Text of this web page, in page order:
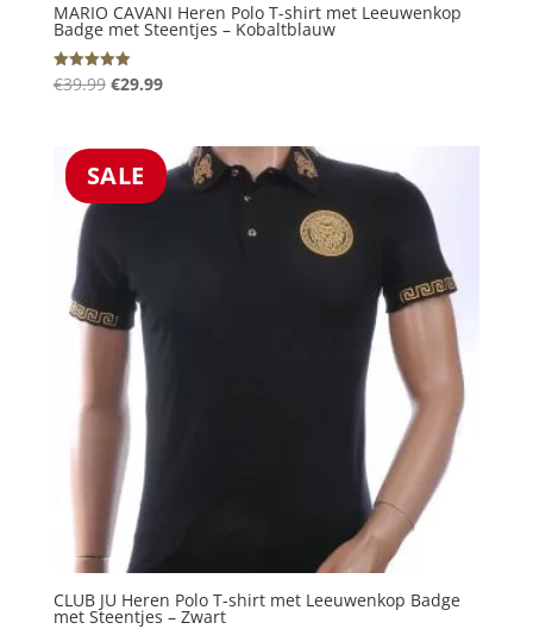
MARIO CAVANI Heren Polo T-shirt met Leeuwenkop
Badge met Steentjes – Kobaltblauw
Gewaardeerd
5.00
€39.99 Oorspronkelijke
€39.99.
€29.99Huidige
€29.99.
SALE
CLUB JU Heren Polo T-shirt met Leeuwenkop Badge
met Steentjes – Zwart